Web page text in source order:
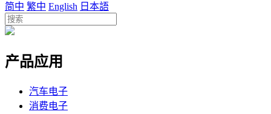
简中 繁中 English 日本語
产品应用
汽车电子
消费电子